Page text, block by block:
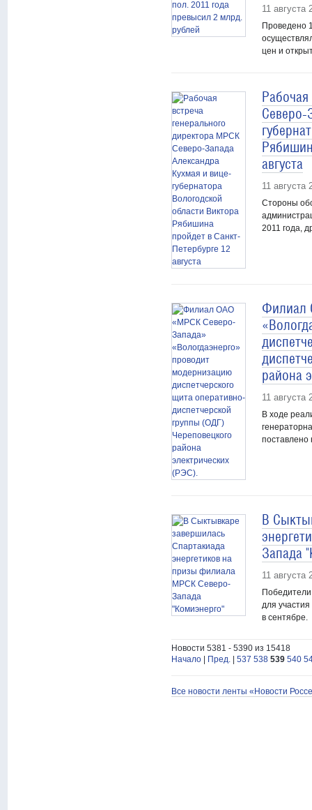
11 августа
Проведено
цен и
Северо-
августа
11 августа
Стороны
2011 года,
Филиал
района
11 августа
В ходе
поставлено
В
Запада
11 августа
для
в сентябре.
Новости 5381 - 5390 из 15418
Начало
Пред. 537 538 539 540
Все новости ленты «Новости